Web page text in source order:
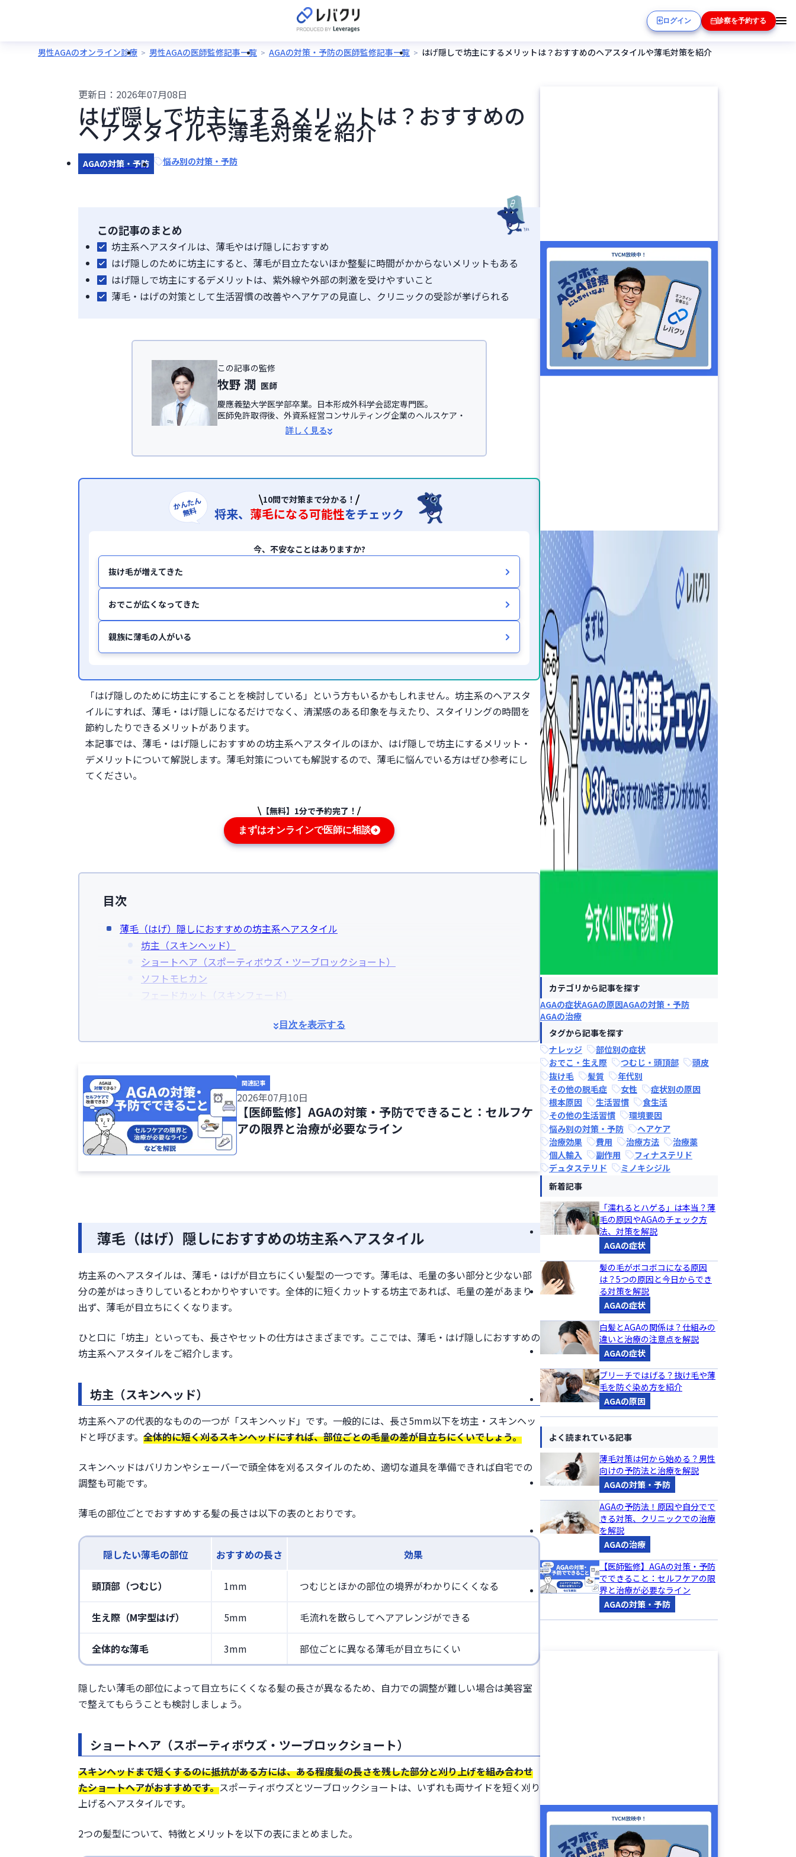
ログイン 診察を予約する
男性AGAのオンライン診療 男性AGAの医師監修記事一覧 AGAの対策・予防の医師監修記事一覧 はげ隠しで坊主にするメリットは？おすすめのヘアスタイルや薄毛対策を紹介
更新日： 2026年07月08日
はげ隠しで坊主にするメリットは？おすすめの
ヘアスタイルや薄毛対策を紹介
AGAの対策・予防 悩み別の対策・予防
この記事のまとめ
坊主系ヘアスタイルは、薄毛やはげ隠しにおすすめ
はげ隠しのために坊主にすると、薄毛が目立たないほか整髪に時間がかからないメリットもある
はげ隠しで坊主にするデメリットは、紫外線や外部の刺激を受けやすいこと
薄毛・はげの対策として生活習慣の改善やヘアケアの見直し、クリニックの受診が挙げられる
この記事の監修
牧野 潤 医師
慶應義塾大学医学部卒業。日本形成外科学会認定専門医。
医師免許取得後、外資系経営コンサルティング企業のヘルスケア・
慶應義塾大学医学部助教を経て、美容医療を主とした
日本形成外科学会
日本美容外科学会(JSAPS)
詳しく見る
かんたん
無料
10問で対策まで分かる！
将来、 薄毛になる可能性をチェック
今、不安なことはありますか?
抜け毛が増えてきた
おでこが広くなってきた
親族に薄毛の人がいる
「はげ隠しのために坊主にすることを検討している」という方もいるかもしれません。坊主系のヘアスタ
イルにすれば、薄毛・はげ隠しになるだけでなく、清潔感のある印象を与えたり、スタイリングの時間を
節約したりできるメリットがあります。
本記事では、薄毛・はげ隠しにおすすめの坊主系ヘアスタイルのほか、はげ隠しで坊主にするメリット・
デメリットについて解説します。薄毛対策についても解説するので、薄毛に悩んでいる方はぜひ参考にし
てください。
【無料】1分で予約完了！
まずはオンラインで医師に相談
目次
目次を表示する
薄毛（はげ）隠しにおすすめの坊主系ヘアスタイル
坊主（スキンヘッド）
ショートヘア（スポーティボウズ・ツーブロックショート）
ソフトモヒカン
フェードカット（スキンフェード）
清潔な状態をキープでき薬を塗りやすい
シャンプーやヘアケア用品の出費を節約できる
はげ隠しで坊主にするデメリットや注意点
坊主にする前に知っておきたい薄毛対策とサポート
薄毛治療について医師に相談する
生活習慣を改善する
はげ隠しで坊主にする際によくある質問
関連記事
2026年07月10日
【医師監修】AGAの対策・予防でできること：セルフケ
アの限界と治療が必要なライン
薄毛（はげ）隠しにおすすめの坊主系ヘアスタイル
坊主系のヘアスタイルは、薄毛・はげが目立ちにくい髪型の一つです。薄毛は、毛量の多い部分と少ない部
分の差がはっきりしているとわかりやすいです。全体的に短くカットする坊主であれば、毛量の差があまり
出ず、薄毛が目立ちにくくなります。
ひと口に「坊主」といっても、長さやセットの仕方はさまざまです。ここでは、薄毛・はげ隠しにおすすめの
坊主系ヘアスタイルをご紹介します。
坊主（スキンヘッド）
坊主系ヘアの代表的なものの一つが「スキンヘッド」です。一般的には、長さ5mm以下を坊主・スキンヘッ
ドと呼びます。 全体的に短く刈るスキンヘッドにすれば、部位ごとの毛量の差が目立ちにくいでしょう。
スキンヘッドはバリカンやシェーバーで頭全体を刈るスタイルのため、適切な道具を準備できれば自宅での
調整も可能です。
薄毛の部位ごとでおすすめする髪の長さは以下の表のとおりです。
隠したい薄毛の部位 おすすめの長さ 効果
頭頂部（つむじ） 1mm つむじとほかの部位の境界がわかりにくくなる
生え際（M字型はげ） 5mm 毛流れを散らしてヘアアレンジができる
全体的な薄毛 3mm 部位ごとに異なる薄毛が目立ちにくい
隠したい薄毛の部位によって目立ちにくくなる髪の長さが異なるため、自力での調整が難しい場合は美容室
で整えてもらうことも検討しましょう。
ショートヘア（スポーティボウズ・ツーブロックショート）
スキンヘッドまで短くするのに抵抗がある方には、ある程度髪の長さを残した部分と刈り上げを組み合わせ
たショートヘアがおすすめです。スポーティボウズとツーブロックショートは、いずれも両サイドを短く刈り
上げるヘアスタイルです。
2つの髪型について、特徴とメリットを以下の表にまとめました。
カテゴリから記事を探す
AGAの症状AGAの原因AGAの対策・予防
AGAの治療
タグから記事を探す
ナレッジ
部位別の症状
おでこ・生え際
つむじ・頭頂部
頭皮
抜け毛
髪質
年代別
その他の脱毛症
女性
症状別の原因
根本原因
生活習慣
食生活
その他の生活習慣
環境要因
悩み別の対策・予防
ヘアケア
治療効果
費用 治療方法
治療薬
個人輸入
副作用
フィナステリド
デュタステリド
ミノキシジル
新着記事
「濡れるとハゲる」は本当？薄
毛の原因やAGAのチェック方
法、対策を解説
AGAの症状
髪の毛がボコボコになる原因
は？5つの原因と今日からでき
る対策を解説
AGAの症状
白髪とAGAの関係は？仕組みの
違いと治療の注意点を解説
AGAの症状
ブリーチではげる？抜け毛や薄
毛を防ぐ染め方を紹介
AGAの原因
よく読まれている記事
薄毛対策は何から始める？男性
向けの予防法と治療を解説
AGAの対策・予防
AGAの予防法！原因や自分でで
きる対策、クリニックでの治療
を解説
AGAの治療
【医師監修】AGAの対策・予防
でできること：セルフケアの限
界と治療が必要なライン
AGAの対策・予防